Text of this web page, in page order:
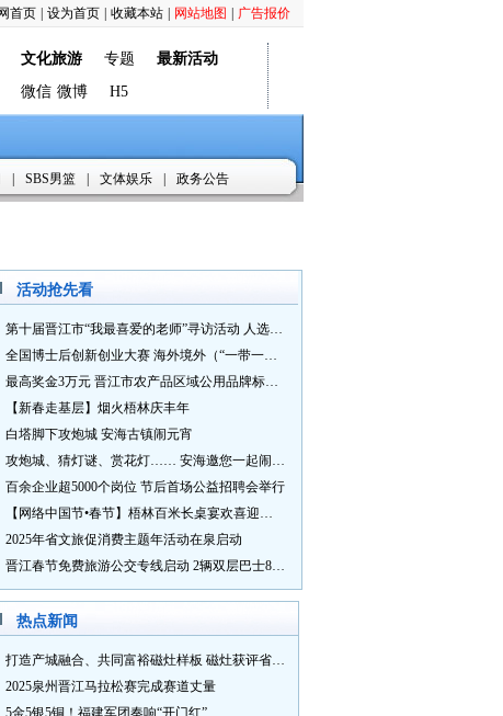
广告报价
网站地图
收藏本站
设为首页
首页
文化旅游 专题
最新活动
微信 微博 H5
SBS男篮 文体娱乐 政务公告
活动抢先看
第十届晋江市“我最喜爱的老师”寻访活动 人选推荐火热进行中 快来“秀”您最喜爱的老师
全国博士后创新创业大赛 海外境外（“一带一路”）赛七大赛道等你来战
最高奖金3万元 晋江市农产品区域公用品牌标识Logo及特色农产品包装设计征集活动正式启动
【新春走基层】烟火梧林庆丰年
白塔脚下攻炮城 安海古镇闹元宵
攻炮城、猜灯谜、赏花灯…… 安海邀您一起闹元宵
百余企业超5000个岗位 节后首场公益招聘会举行
【网络中国节•春节】梧林百米长桌宴欢喜迎新春
2025年省文旅促消费主题年活动在泉启动
晋江春节免费旅游公交专线启动 2辆双层巴士8辆铛铛车带你游
热点新闻
打造产城融合、共同富裕磁灶样板 磁灶获评省级乡村振兴示范乡镇
2025泉州晋江马拉松赛完成赛道丈量
5金5银5铜！福建军团奏响“开门红”